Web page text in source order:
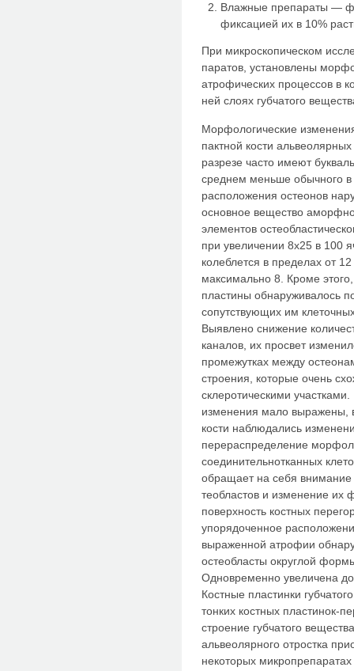
Влажные препараты —
фиксацией их в 10%
При микроскопическом
паратов, установлены
атрофических процессов в
ней слоях губчатого
Морфологические
пактной кости
разрезе часто имеют
среднем мень­ше обычного
расположения остеонов
основное вещество
элементов
при увеличении 8x25 в 100
колеблется в пределах от
максимально 8. Кроме
пластины обнаруживалось
сопутствую­щих им
Выявлено снижение
каналов, их просвет
промежутках между
строения, которые очень
склеротическими
изменения мало выражены,
кости наблюдались
перераспределение
соединительнотканных
обращает на себя
теобластов и изменение
поверхность костных
упорядоченное
выраженной атрофии
остеобласты округлой
Одновременно увеличена
Костные пластинки
тонких костных пластинок-
строение губчатого
альвеоляр­ного отростка
некоторых